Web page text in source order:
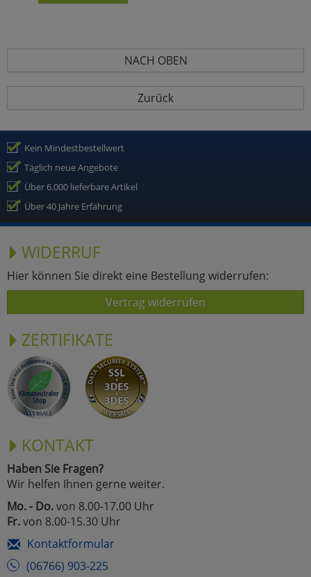
NACH OBEN
Zurück
Kein Mindestbestellwert
Täglich neue Angebote
Über 6.000 lieferbare Artikel
Über 40 Jahre Erfahrung
WIDERRUF
Hier können Sie direkt eine Bestellung widerrufen:
Vertrag widerrufen
ZERTIFIKATE
KONTAKT
Haben Sie Fragen?
Wir helfen Ihnen gerne weiter.
Mo. - Do.von 8.00-17.00 Uhr
Fr.von 8.00-15.30 Uhr
Kontaktformular
(06766) 903-225